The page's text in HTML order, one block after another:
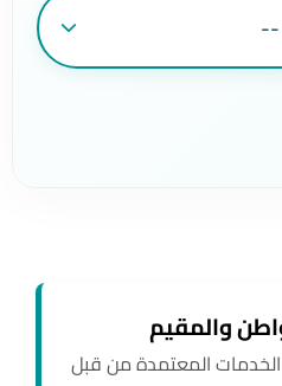
والمقيم
المعتمدة من قبل